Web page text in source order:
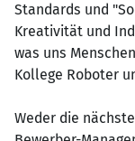
Standards und
Kreativität und
was uns
Kollege Roboter
Weder die